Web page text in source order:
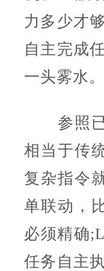
力多少才
自主完成
一头雾水。
参照已
相当于传
复杂指令
单联动，
必须精确
任务自主